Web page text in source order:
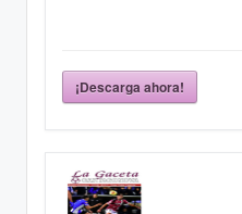
¡Descarga ahora!